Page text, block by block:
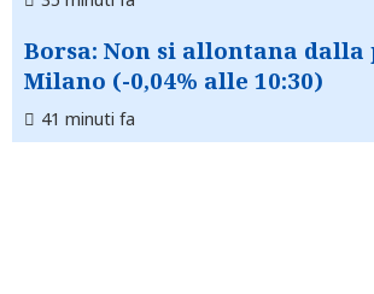
Borsa: Non si allontana
Milano (-0,04% alle 10:30)
41 minuti fa